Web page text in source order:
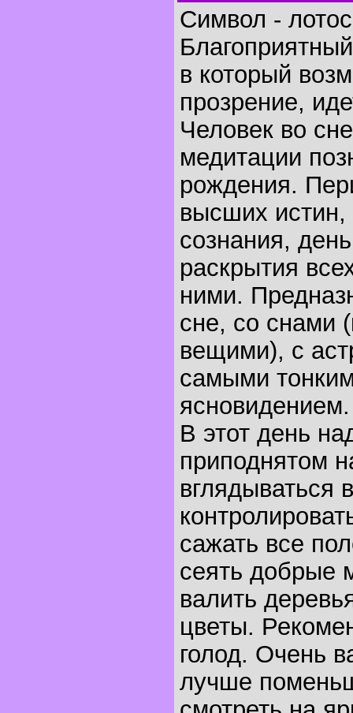
Символ -
в который
прозрение,
Человек во
медитации
рождения.
высших истин,
сознания,
раскрытия
ними.
сне, со снами
вещими), с
самыми
ясновидением.
В этот день
приподнятом
вглядываться
сажать все
сеять добрые
валить
цветы.
голод. Очень
лучше